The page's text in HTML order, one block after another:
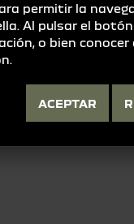
Y TE
permitir la
Al pulsar el
o bien conocer
ACEPTAR